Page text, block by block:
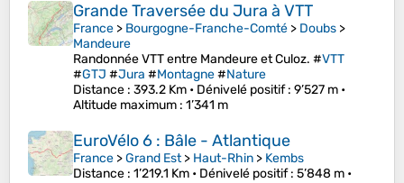
Grande Traversée du Jura à VTT
France > Bourgogne-Franche-Comté > Doubs >
Mandeure
Randonnée VTT entre Mandeure et Culoz. #VTT
#GTJ #Jura #Montagne#Nature
Distance : 393.2 Km • Dénivelé positif: 9’527 m •
Altitude maximum : 1’341 m
EuroVélo 6 : Bâle - Atlantique
France >Grand Est> Haut-Rhin > Kembs
Distance : 1’219.1 Km • Dénivelé positif: 5’848 m •